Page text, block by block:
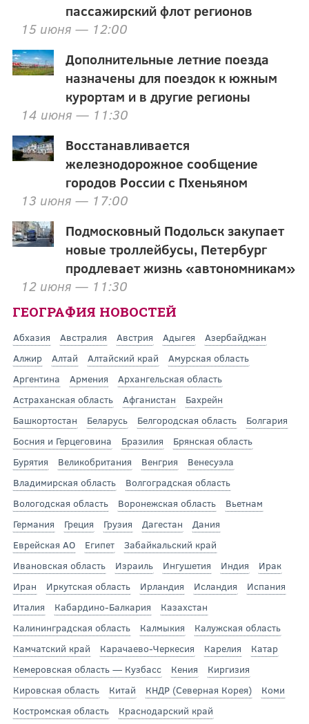
пассажирский флот регионов
15 июня — 12:00
Дополнительные летние поезда
назначены для поездок к южным
курортам и в другие регионы
14 июня — 11:30
Восстанавливается
железнодорожное сообщение
городов России с Пхеньяном
13 июня — 17:00
Подмосковный Подольск закупает
новые троллейбусы, Петербург
продлевает жизнь «автономникам»
12 июня — 11:30
ГЕОГРАФИЯ НОВОСТЕЙ
Абхазия Австралия Австрия Адыгея
Азербайджан
Алжир
Алтай Алтайский край
Амурская область
Аргентина
Армения
Архангельская область
Астраханская область
Афганистан
Бахрейн
Башкортостан
Беларусь Белгородская область
Болгария
Босния и Герцеговина
Бразилия
Брянская область
Бурятия
Великобритания Венгрия
Венесуэла
Владимирская область
Волгоградская область
Вологодская область
Воронежская область
Вьетнам
Германия
Греция Грузия Дагестан
Дания
Еврейская АО
Египет
Забайкальский край
Ивановская область
Израиль Ингушетия Индия
Ирак
Иран
Иркутская область Ирландия Исландия
Испания
Италия
Кабардино-Балкария
Казахстан
Калининградская область
Калмыкия
Калужская область
Камчатский край
Карачаево-Черкесия Карелия
Катар
Кемеровская область — Кузбасс
Кения
Киргизия
Кировская область
Китай КНДР (Северная Корея)
Коми
Костромская область
Краснодарский край